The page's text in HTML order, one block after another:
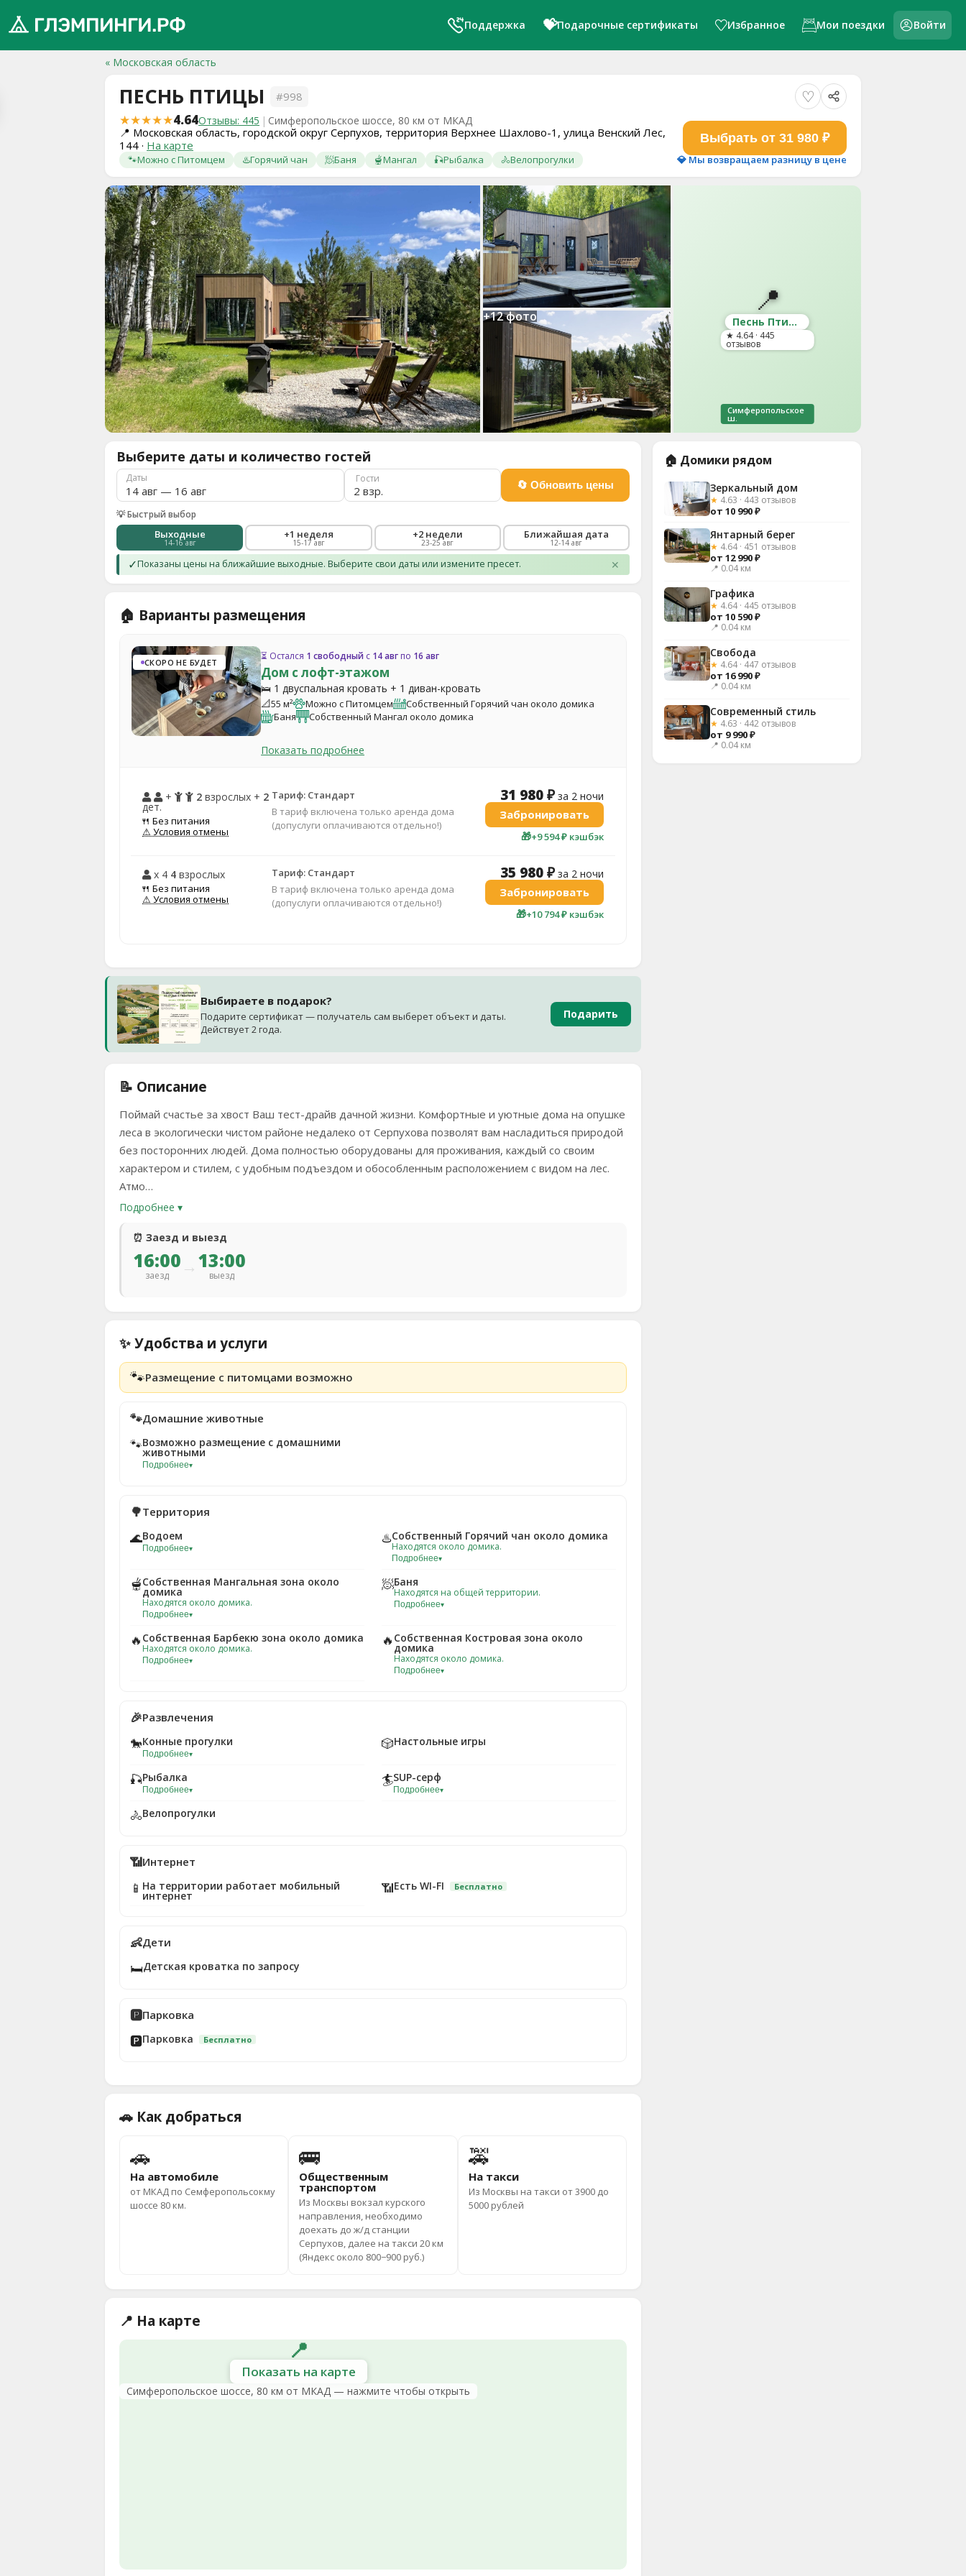
Поддержка 💝Подарочные сертификаты Избранное Мои поездки Войти
« Московская область
ПЕСНЬ ПТИЦЫ #998
★★★★★4.64Отзывы: 445 | Симферопольское шоссе, 80 км от МКАД
📍 Московская область, городской округ Серпухов, территория Верхнее Шахлово-1, улица Венский Лес,
144 · На карте
🐾Можно с Питомцем ♨️Горячий чан 🧖Баня 🫕Мангал 🎣Рыбалка 🚴Велопрогулки
Выбрать от 31 980 ₽
💎 Мы возвращаем разницу в цене
+12 фото 📍
Песнь Птицы
★ 4.64 · 445
отзывов
Симферопольское
ш.
Выберите даты и количество гостей
Даты Гости
2 взр.
💡 Быстрый выбор
Выходные
14-16 авг
+1 неделя
15-17 авг
+2 недели
23-25 авг
Ближайшая дата
12-14 авг
✓Показаны цены на ближайшие выходные. Выберите свои даты или измените пресет. ✕
🏠 Варианты размещения
СКОРО НЕ БУДЕТ
⏳ Остался 1 свободный с 14 авг по 16 авг
Дом с лофт-этажом
🛌 1 двуспальная кровать + 1 диван-кровать
📐55 м² Можно с Питомцем
Собственный Горячий чан около домика
Баня
Собственный Мангал около домика
Показать подробнее
+ 2 взрослых + 2
дет.
🍴 Без питания
⚠ Условия отмены
Тариф: Стандарт
В тариф включена только аренда дома
(допуслуги оплачиваются отдельно!)
31 980 ₽ за 2 ночи
Забронировать
🎁+9 594 ₽ кэшбэк
x 4 4 взрослых
🍴 Без питания
⚠ Условия отмены
Тариф: Стандарт
В тариф включена только аренда дома
(допуслуги оплачиваются отдельно!)
35 980 ₽ за 2 ночи
Забронировать
🎁+10 794 ₽ кэшбэк
Выбираете в подарок?
Подарите сертификат — получатель сам выберет объект и даты.
Действует 2 года.
Подарить
📝 Описание
Поймай счастье за хвост Ваш тест-драйв дачной жизни. Комфортные и уютные дома на опушке
леса в экологически чистом районе недалеко от Серпухова позволят вам насладиться природой
без посторонних людей. Дома полностью оборудованы для проживания, каждый со своим
характером и стилем, с удобным подъездом и обособленным расположением с видом на лес.
Атмо…
Подробнее ▾
⏰ Заезд и выезд
16:00
заезд →13:00
выезд
✨ Удобства и услуги
🐾Размещение с питомцами возможно
🐾Домашние животные
🐾Возможно размещение с домашними
животными
Подробнее▾
🌳Территория
🌊Водоем
Подробнее▾
♨️Собственный Горячий чан около домика
Находятся около домика.
Подробнее▾
🫕Собственная Мангальная зона около
домика
Находятся около домика.
Подробнее▾
🧖Баня
Находятся на общей территории.
Подробнее▾
🔥 Собственная Барбекю зона около домика
Находятся около домика.
Подробнее▾
🔥 Собственная Костровая зона около
домика
Находятся около домика.
Подробнее▾
🎉Развлечения
🐎Конные прогулки
Подробнее▾
🎲Настольные игры
🎣Рыбалка
Подробнее▾
🏄SUP-серф
Подробнее▾
🚴Велопрогулки
📶Интернет
📱 На территории работает мобильный
интернет 📶Есть WI-FI Бесплатно
👶Дети
🛏️Детская кроватка по запросу
🅿️Парковка
🅿️Парковка Бесплатно
🚗 Как добраться
🚗
На автомобиле
от МКАД по Семферопольсокму
шоссе 80 км.
🚌
Общественным
транспортом
Из Москвы вокзал курского
направления, необходимо
доехать до ж/д станции
Серпухов, далее на такси 20 км
(Яндекс около 800−900 руб.)
🚕
На такси
Из Москвы на такси от 3900 до
5000 рублей
📍 На карте
📍
Показать на карте
Симферопольское шоссе, 80 км от МКАД — нажмите чтобы открыть
🏠 Домики рядом
Зеркальный дом
★ 4.63 · 443 отзывов
от 10 990 ₽
Янтарный берег
★ 4.64 · 451 отзывов
от 12 990 ₽
📍 0.04 км
Графика
★ 4.64 · 445 отзывов
от 10 590 ₽
📍 0.04 км
Свобода
★ 4.64 · 447 отзывов
от 16 990 ₽
📍 0.04 км
Современный стиль
★ 4.63 · 442 отзывов
от 9 990 ₽
📍 0.04 км